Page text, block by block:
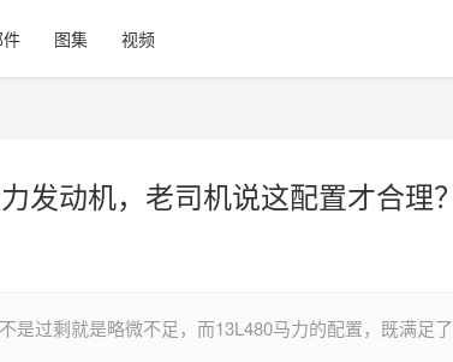
图集 视频
发动机，老司机说这配置才合理
过剩就是略微不足，而13L480马力的配置，既满足了